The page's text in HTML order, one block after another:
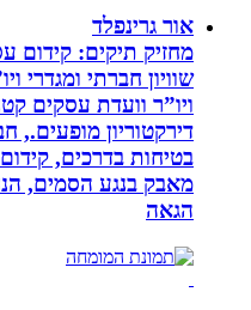
אור גרינפלד
מחזיק תיקים: קידום
שוויון חברתי ומגדרי
ויו”ר וועדת עסקים
דירקטוריון מופעים.,
בטיחות בדרכים, קידום
מאבק בנגע הסמים,
הגאה